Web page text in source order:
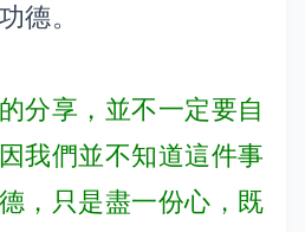
德。
分享，並不一定要自
我們並不知道這件事
，只是盡一份心，既